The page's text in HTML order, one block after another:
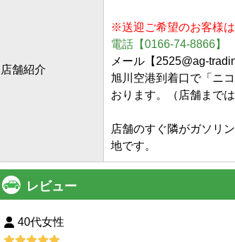
店舗紹介
※送迎ご希望のお客様
電話【0166-74-8866】
メール【2525@ag-
旭川空港到着口で「ニ
おります。（店舗までは
店舗のすぐ隣がガソリ
レビュー
40代女性